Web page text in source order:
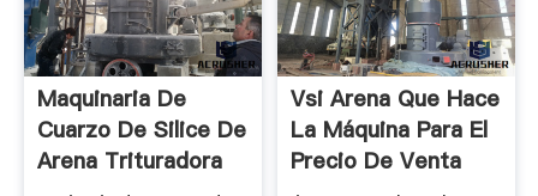
Maquinaria De
Cuarzo De Silice De
Arena Trituradora
Vsi Arena Que Hace
La Máquina Para El
Precio De Venta